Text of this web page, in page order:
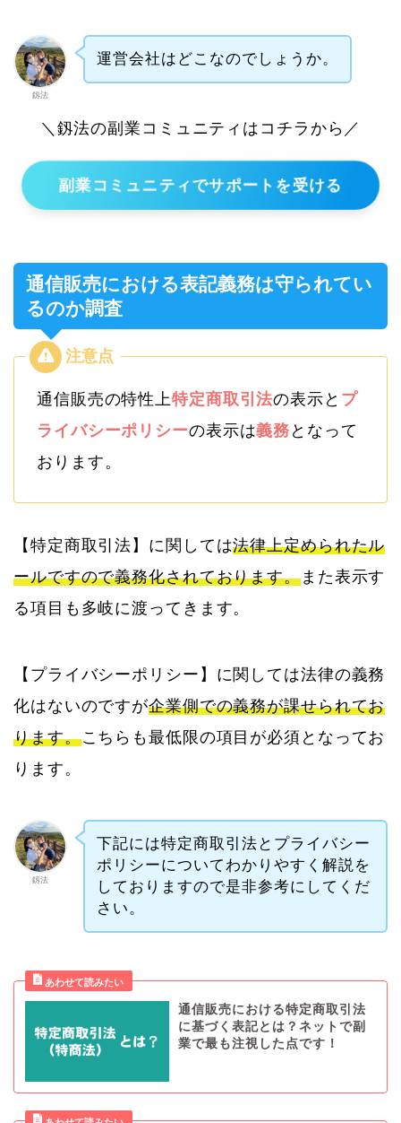
釼法
運営会社はどこなのでしょうか。
＼釼法の副業コミュニティはコチラから／
副業コミュニティでサポートを受ける
通信販売における表記義務は守られてい
るのか調査
通信販売の特性上特定商取引法の表示と プ
ライバシーポリシーの表示は義務 となって
おります。
【特定商取引法】に関しては法律上定められたル
ールですので義務化されております。また表示す
る項目も多岐に渡ってきます。
【プライバシーポリシー】に関しては法律の義務
化はないのですが企業側での義務が課せられてお
ります。こちらも最低限の項目が必須となってお
ります。
釼法
下記には特定商取引法とプライバシー
ポリシーについてわかりやすく解説を
しておりますので是非参考にしてくだ
さい。
通信販売における特定商取引法
に基づく表記とは？ネットで副
業で最も注視した点です！